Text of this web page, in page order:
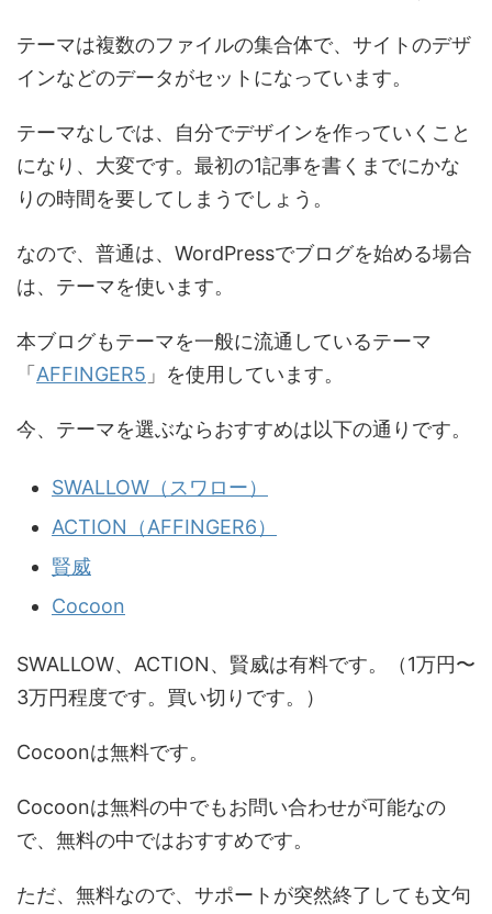
テーマは複数のファイルの集合体で、サイトのデザ
インなどのデータがセットになっています。
テーマなしでは、自分でデザインを作っていくこと
になり、大変です。最初の1記事を書くまでにかな
りの時間を要してしまうでしょう。
なので、普通は、WordPressでブログを始める場合
は、テーマを使います。
本ブログもテーマを一般に流通しているテーマ
「 AFFINGER5 」を使用しています。
今、テーマを選ぶならおすすめは以下の通りです。
SWALLOW（スワロー）
ACTION（AFFINGER6）
賢威
Cocoon
SWALLOW、ACTION、賢威は有料です。（1万円〜
3万円程度です。買い切りです。）
Cocoonは無料です。
Cocoonは無料の中でもお問い合わせが可能なの
で、無料の中ではおすすめです。
ただ、無料なので、サポートが突然終了しても文句